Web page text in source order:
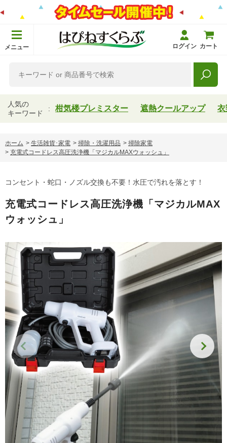
メニュー ログイン カート
人気の
キーワード
柑気楼プレミスター 遮熱クールアップ 衣
ホーム > 生活雑貨･家電 > 掃除・洗濯用品 > 掃除家電
> 充電式コードレス高圧洗浄機「マジカルMAXウォッシュ」
コンセント・蛇口・ノズル交換も不要！水圧で汚れを落とす！
充電式コードレス高圧洗浄機「マジカルMAX
ウォッシュ」